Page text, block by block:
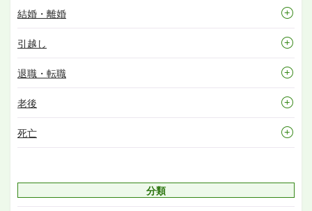
結婚・離婚
引越し
退職・転職
老後
死亡
分類